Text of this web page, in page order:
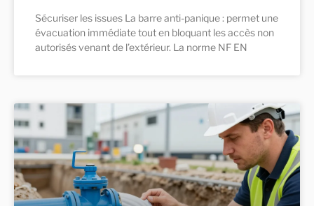
Sécuriser les issues La barre anti-panique : permet une
évacuation immédiate tout en bloquant les accès non
autorisés venant de l’extérieur. La norme NF EN